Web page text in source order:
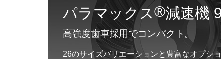
パラマックス®減速機
高強度歯車採用でコンパクト。
26のサイズバリエーションと豊富なオプシ